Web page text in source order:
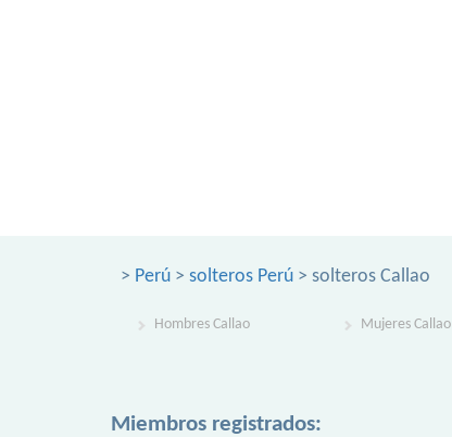
> Perú > solteros Perú > solteros Callao
Hombres Callao Mujeres Callao
Miembros registrados: